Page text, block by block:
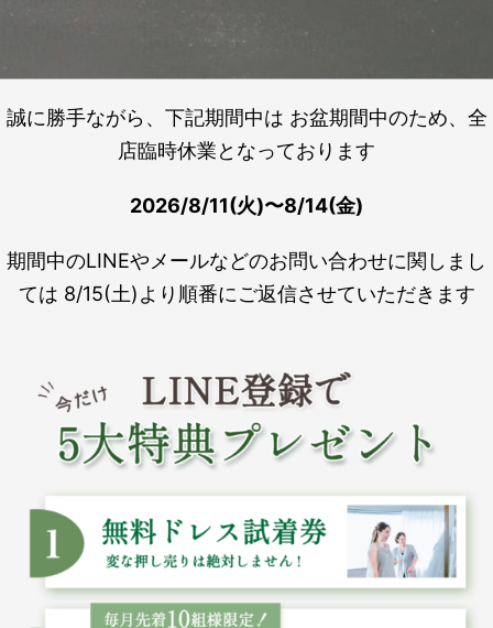
誠に勝手ながら、下記期間中は お盆期間中のため、全
店臨時休業となっております
2026/8/11(火)〜8/14(金)
期間中のLINEやメールなどのお問い合わせに関しまし
ては 8/15(土)より順番にご返信させていただきます